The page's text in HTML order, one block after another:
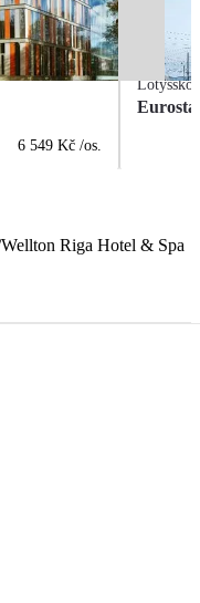
6 549 Kč /os.
Lotyšsko
Wellton Riga Hotel & Spa